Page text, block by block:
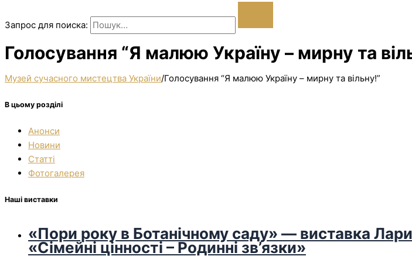
Запрос для поиска:
Голосування “Я малюю Україну – мирну та
Музей сучасного мистецтва України/Голосування “Я малюю Україну – мирну та вільну!”
В цьому розділі
Анонси
Новини
Статті
Фотогалерея
Наші виставки
«Пори року в Ботанічному саду» — виставка
«Сімейні цінності – Родинні зв’язки»